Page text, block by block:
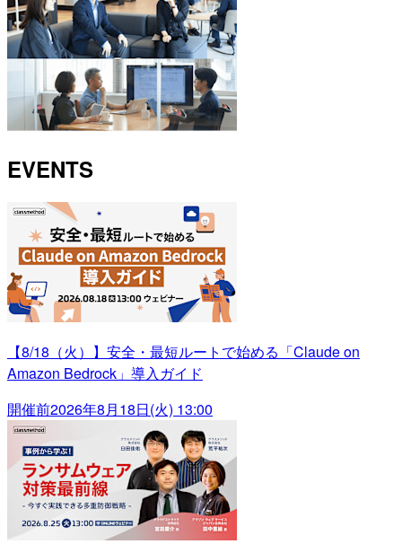
EVENTS
【8/18（火）】安全・最短ルートで始める「Claude on
Amazon Bedrock」導入ガイド
開催前2026年8月18日(火) 13:00